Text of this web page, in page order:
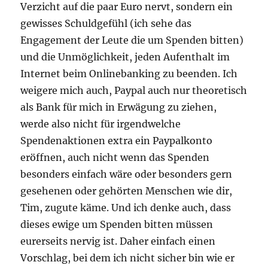
Verzicht auf die paar Euro nervt, sondern ein
gewisses Schuldgefühl (ich sehe das
Engagement der Leute die um Spenden bitten)
und die Unmöglichkeit, jeden Aufenthalt im
Internet beim Onlinebanking zu beenden. Ich
weigere mich auch, Paypal auch nur theoretisch
als Bank für mich in Erwägung zu ziehen,
werde also nicht für irgendwelche
Spendenaktionen extra ein Paypalkonto
eröffnen, auch nicht wenn das Spenden
besonders einfach wäre oder besonders gern
gesehenen oder gehörten Menschen wie dir,
Tim, zugute käme. Und ich denke auch, dass
dieses ewige um Spenden bitten müssen
eurerseits nervig ist. Daher einfach einen
Vorschlag, bei dem ich nicht sicher bin wie er